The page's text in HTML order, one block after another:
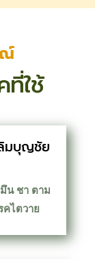
ที่ใช้
มบุญชัย
น ชา ตาม
คไตวาย